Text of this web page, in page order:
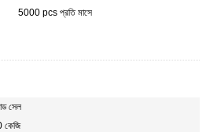
5000 pcs প্রতি মাসে
সেল